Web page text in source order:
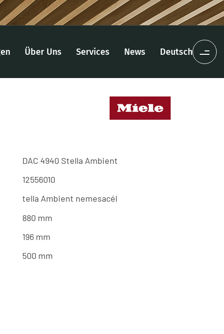
Über Uns Services News Deutsch
DAC 4940 Stella Ambient
12556010
tella Ambient nemesacél
880 mm
196 mm
500 mm